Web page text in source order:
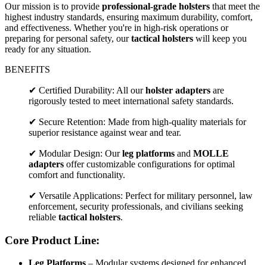
Our mission is to provide professional-grade holsters that meet the
highest industry standards, ensuring maximum durability, comfort,
and effectiveness. Whether you're in high-risk operations or
preparing for personal safety, ourtactical holsters will keep you
ready for any situation.
BENEFITS
✔ Certified Durability: All ourholster adapters are
rigorously tested to meet international safety standards.
✔ Secure Retention: Made from high-quality materials for
superior resistance against wear and tear.
✔ Modular Design: Ourleg platforms and MOLLE
adapters offer customizable configurations for optimal
comfort and functionality.
✔ Versatile Applications: Perfect for military personnel, law
enforcement, security professionals, and civilians seeking
reliable tactical holsters.
Core Product Line: